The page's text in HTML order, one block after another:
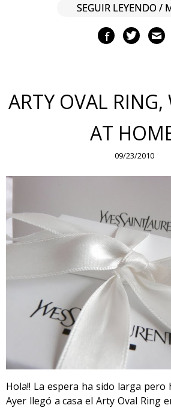
SEGUIR LEYENDO /
ARTY OVAL RING,
AT
09/23/2010
Hola!! La espera ha sido larga pero
Ayer llegó a casa el Arty Oval Ring